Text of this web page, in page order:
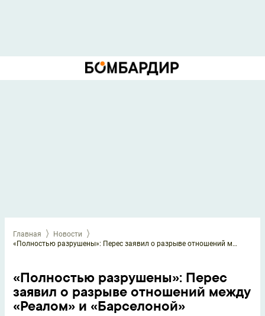
Главная
Новости
«Полностью разрушены»: Перес заявил о разрыве отношений между «Реалом» и «Барселоной»
«Полностью разрушены»: Перес
заявил о разрыве отношений между
«Реалом» и «Барселоной»